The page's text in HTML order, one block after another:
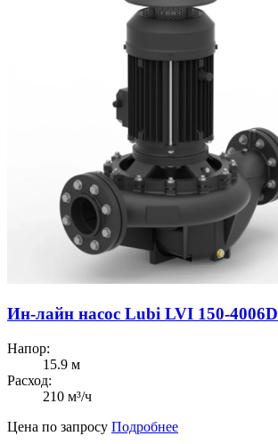
Ин-лайн насос Lubi LVI 150-4006D
Напор:
15.9 м
Расход:
210 м³/ч
Цена по запросу Подробнее